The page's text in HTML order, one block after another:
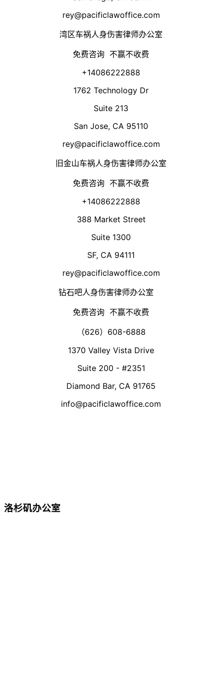
rey@pacificlawoffice.com
湾区车祸人身伤害律师办公室
免费咨询 不赢不收费
+14086222888
1762 Technology Dr
Suite 213
San Jose, CA 95110
rey@pacificlawoffice.com
旧金山车祸人身伤害律师办公室
免费咨询 不赢不收费
+14086222888
388 Market Street
Suite 1300
SF, CA 94111
rey@pacificlawoffice.com
钻石吧人身伤害律师办公室
免费咨询 不赢不收费
（626）608-6888
1370 Valley Vista Drive
Suite 200 - #2351
Diamond Bar, CA 91765
info@pacificlawoffice.com
洛杉矶办公室